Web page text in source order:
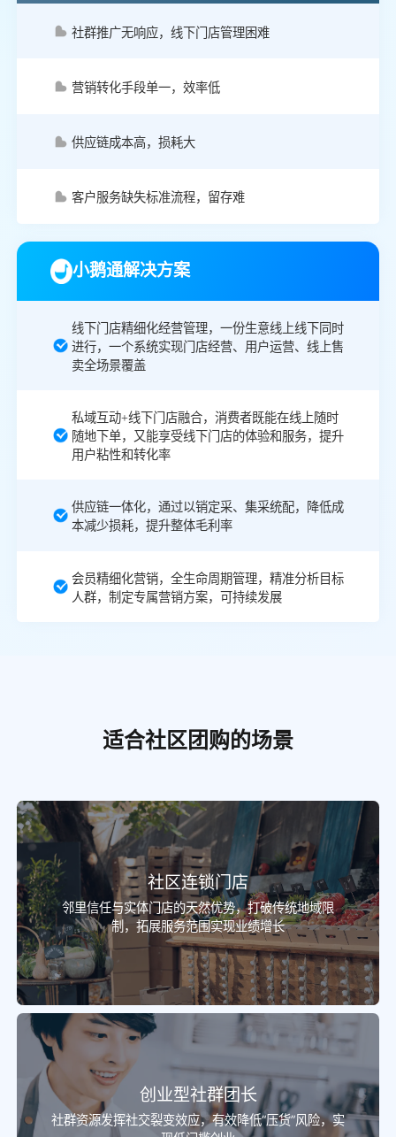
社群推广无响应，线下门店管理困难
营销转化手段单一，效率低
供应链成本高，损耗大
客户服务缺失标准流程，留存难
小鹅通解决方案
线下门店精细化经营管理，一份生意线上线下同时
进行，一个系统实现门店经营、用户运营、线上售
卖全场景覆盖
私域互动+线下门店融合，消费者既能在线上随时
随地下单，又能享受线下门店的体验和服务，提升
用户粘性和转化率
供应链一体化，通过以销定采、集采统配，降低成
本减少损耗，提升整体毛利率
会员精细化营销，全生命周期管理，精准分析目标
人群，制定专属营销方案，可持续发展
适合社区团购的场景
社区连锁门店
邻里信任与实体门店的天然优势，打破传统地域限
制，拓展服务范围实现业绩增长
创业型社群团长
社群资源发挥社交裂变效应，有效降低“压货”风险，实